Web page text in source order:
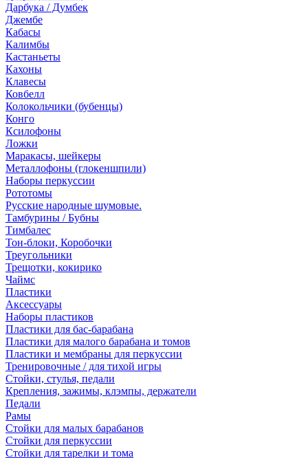
Дарбука / Думбек
Джембе
Кабасы
Калимбы
Кастаньеты
Кахоны
Клавесы
Ковбелл
Колокольчики (бубенцы)
Конго
Ксилофоны
Ложки
Маракасы, шейкеры
Металлофоны (глокеншпили)
Наборы перкуссии
Рототомы
Русские народные шумовые.
Тамбурины / Бубны
Тимбалес
Тон-блоки, Коробочки
Треугольники
Трещотки, кокирико
Чаймс
Пластики
Аксессуары
Наборы пластиков
Пластики для бас-барабана
Пластики для малого барабана и томов
Пластики и мембраны для перкуссии
Тренировочные / для тихой игры
Стойки, стулья, педали
Крепления, зажимы, клэмпы, держатели
Педали
Рамы
Стойки для малых барабанов
Стойки для перкуссии
Стойки для тарелки и тома